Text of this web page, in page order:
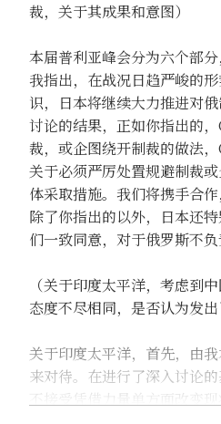
裁，关于其成果和意图）
本届普利亚峰会分为六个部
我指出，在战况日趋严峻的
识，日本将继续大力推进对俄
讨论的结果，正如你指出的
裁，或企图绕开制裁的做法，
关于必须严厉处置规避制裁
体采取措施。我们将携手合
除了你指出的以外，日本还
们一致同意，对于俄罗斯不
（关于印度太平洋，考虑到
态度不尽相同，是否认为发出
关于印度太平洋，首先，由
来对待。在进行了深入讨论
不接受凭借力量单方面改变现